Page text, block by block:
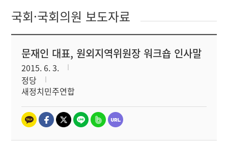
국회·국회의원 보도자료
문재인 대표, 원외지역위원장 워크숍 인사말
2015. 6. 3.
정당
새정치민주연합